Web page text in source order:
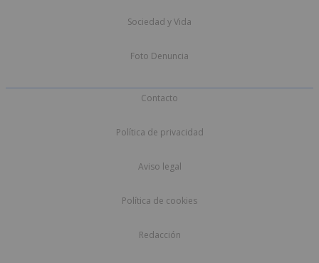
Sociedad y Vida
Foto Denuncia
Contacto
Política de privacidad
Aviso legal
Política de cookies
Redacción